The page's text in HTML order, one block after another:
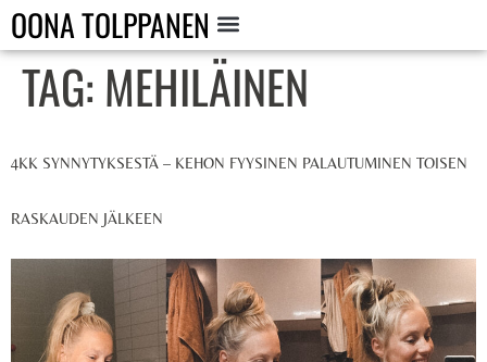
OONA TOLPPANEN
TAG: MEHILÄINEN
4KK SYNNYTYKSESTÄ – KEHON FYYSINEN PALAUTUMINEN TOISEN
RASKAUDEN JÄLKEEN